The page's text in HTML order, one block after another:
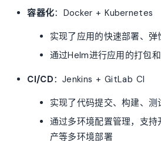
容器化：Docker + Kubernetes
实现了应用的快速部署、弹
通过Helm进行应用的打包
CI/CD：Jenkins + GitLab CI
实现了代码提交、构建、
通过多环境配置管理，支
产等多环境部署